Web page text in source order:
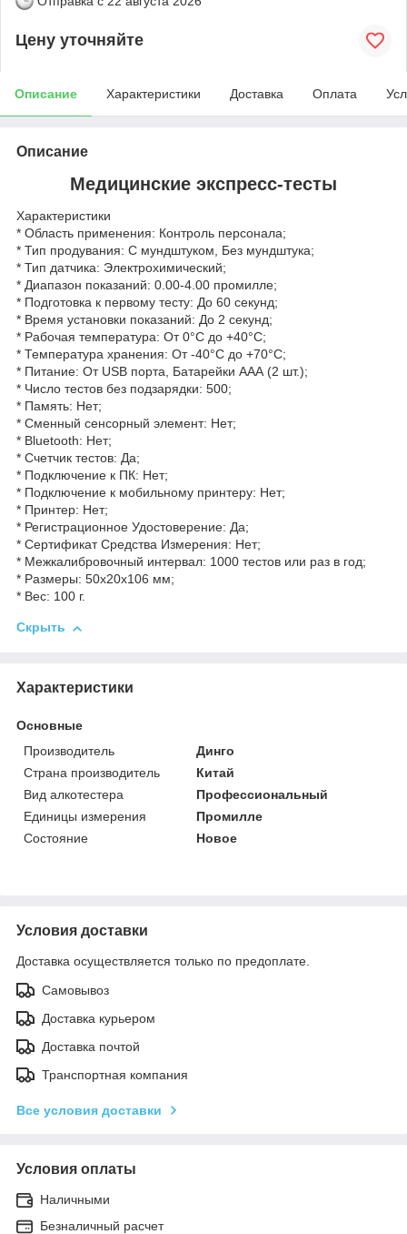
Цену уточняйте
Описание Характеристики Доставка Оплата
Описание
Медицинские экспресс-тесты
Характеристики
* Область применения: Контроль персонала;
* Тип продувания: С мундштуком, Без мундштука;
* Тип датчика: Электрохимический;
* Диапазон показаний: 0.00-4.00 промилле;
* Подготовка к первому тесту: До 60 секунд;
* Время установки показаний: До 2 секунд;
* Рабочая температура: От 0°С до +40°С;
* Температура хранения: От -40°С до +70°С;
* Питание: От USB порта, Батарейки ААА (2 шт.);
* Число тестов без подзарядки: 500;
* Память: Нет;
* Сменный сенсорный элемент: Нет;
* Bluetooth: Нет;
* Счетчик тестов: Да;
* Подключение к ПК: Нет;
* Подключение к мобильному принтеру: Нет;
* Принтер: Нет;
* Регистрационное Удостоверение: Да;
* Сертификат Средства Измерения: Нет;
* Межкалибровочный интервал: 1000 тестов или раз в год;
* Размеры: 50х20х106 мм;
* Вес: 100 г.
Скрыть
Характеристики
Основные
Производитель
Динго
Страна производитель
Китай
Вид алкотестера
Профессиональный
Единицы измерения
Промилле
Состояние
Новое
Условия доставки
Доставка осуществляется только по предоплате.
Самовывоз
Доставка курьером
Доставка почтой
Транспортная компания
Все условия доставки
Условия оплаты
Наличными
Безналичный расчет